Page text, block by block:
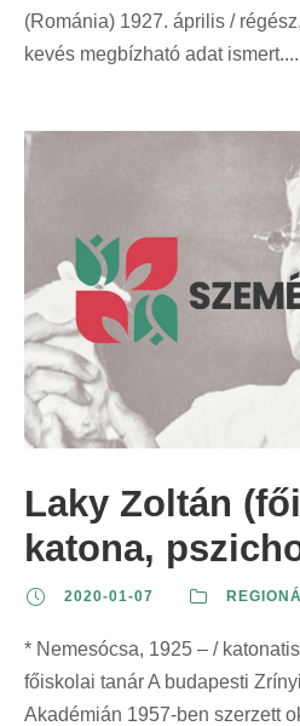
(Románia) 1927. április /
kevés megbízható adat ismert....
Laky Zoltán
katona,
2020-01-07
* Nemesócsa, 1925 – /
főiskolai tanár A budapesti
Akadémián 1957-ben szerzett